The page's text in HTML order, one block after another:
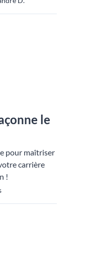
le
pour maîtriser
carrière
!